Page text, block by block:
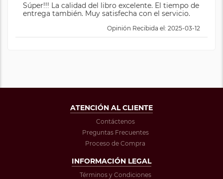
Súper!!! La calidad del libro excelente. El tiempo de
entrega también. Muy satisfecha con el servicio.
Opinión Recibida el: 2025-03-12
ATENCIÓN AL CLIENTE
Contáctenos
Preguntas Frecuentes
Proceso de Compra
INFORMACIÓN LEGAL
Términos y Condiciones